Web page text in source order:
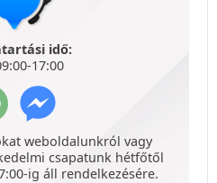
idő:
17:00
weboldalunkról vagy
csapatunk hétfőtől
ig áll rendelkezésére.